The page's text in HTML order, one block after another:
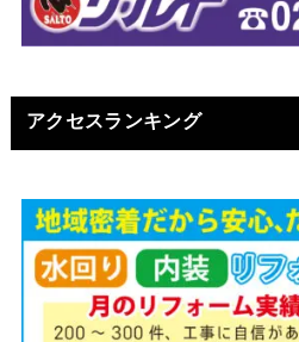
アクセスランキング